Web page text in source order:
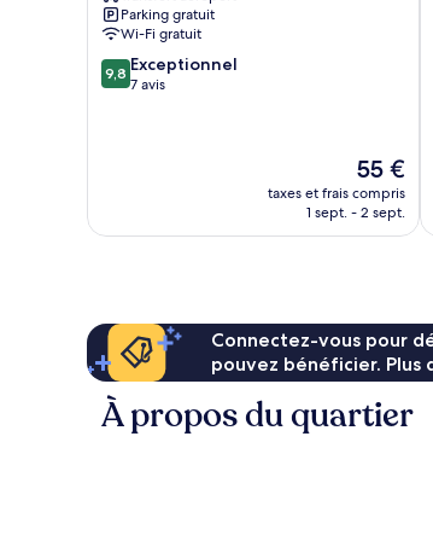
ville
de
Xi'an
Parking gratuit
Wi-Fi gratuit
9.8
sur
9,8 Exceptionnel
7 avis
Le
nouveau
prix
55 €
taxes et frais compris
1 sept. - 2 sept.
Connectez-vous pour
pouvez bénéficier. Plus
À propos du quartier